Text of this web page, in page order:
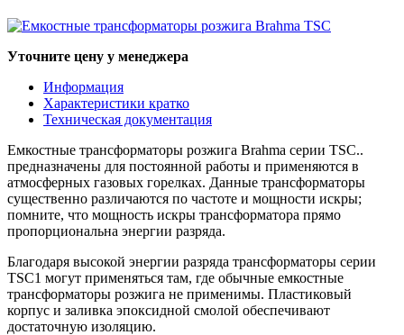
Уточните цену у менеджера
Информация
Характеристики кратко
Техническая документация
Емкостные трансформаторы розжига Brahma серии TSC..
предназначены для постоянной работы и применяются в
атмосферных газовых горелках. Данные трансформаторы
существенно различаются по частоте и мощности искры;
помните, что мощность искры трансформатора прямо
пропорциональна энергии разряда.
Благодаря высокой энергии разряда трансформаторы серии
TSC1 могут применяться там, где обычные емкостные
трансформаторы розжига не применимы. Пластиковый
корпус и заливка эпоксидной смолой обеспечивают
достаточную изоляцию.